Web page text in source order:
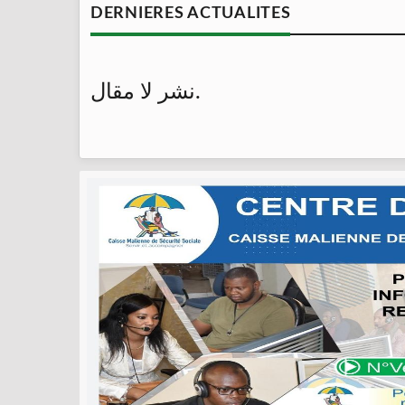
DERNIERES ACTUALITES
نشر لا مقال.